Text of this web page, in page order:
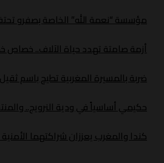
مؤسسة “نعمة الله” الخاصة بصفرو
أزمة صامتة تهدد حياة الآلاف..
ضربة بالمسيرة المغربية تطيح باسم
حكيمي أساسياً في ودية النرويج..
كندا والمغرب يعززان شراكتهما